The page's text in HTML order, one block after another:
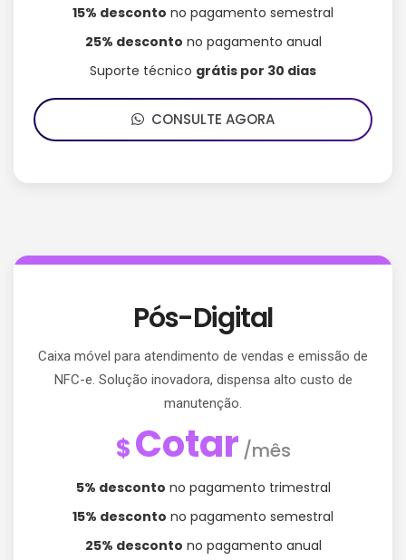
15% desconto no pagamento semestral
25% desconto no pagamento anual
Suporte técnico grátis por 30 dias
CONSULTE AGORA
Pós-Digital
Caixa móvel para atendimento de vendas e emissão de
NFC-e. Solução inovadora, dispensa alto custo de
manutenção.
$Cotar /mês
5% desconto no pagamento trimestral
15% desconto no pagamento semestral
25% desconto no pagamento anual